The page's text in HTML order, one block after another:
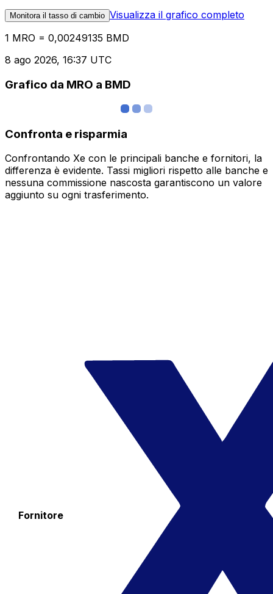
Monitora il tasso di cambio Visualizza il grafico completo
1 MRO = 0,00249135 BMD
8 ago 2026, 16:37 UTC
Grafico da MRO a BMD
Confronta e risparmia
Confrontando Xe con le principali banche e fornitori, la
differenza è evidente. Tassi migliori rispetto alle banche e
nessuna commissione nascosta garantiscono un valore
aggiunto su ogni trasferimento.
Fornitore